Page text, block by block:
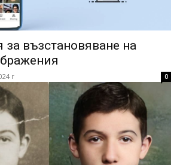
възстановяване на
г 0